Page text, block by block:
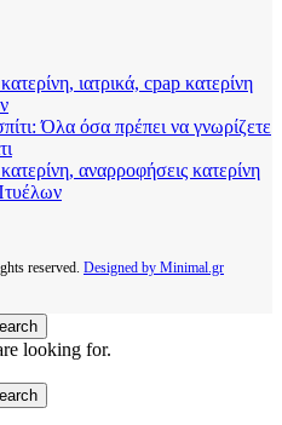
reserved. Designed by Minimal.gr
looking for.